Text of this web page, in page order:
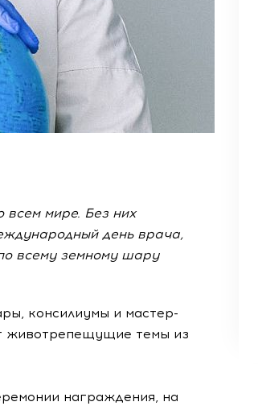
мире. Без них
день врача,
всему земному шару
консилиумы и мастер-
животрепещущие темы из
награждения, на